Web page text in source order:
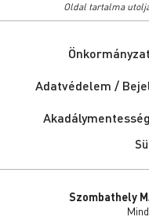
Oldal tartalma
Önkormányzat
Adatvédelem /
Szombathely